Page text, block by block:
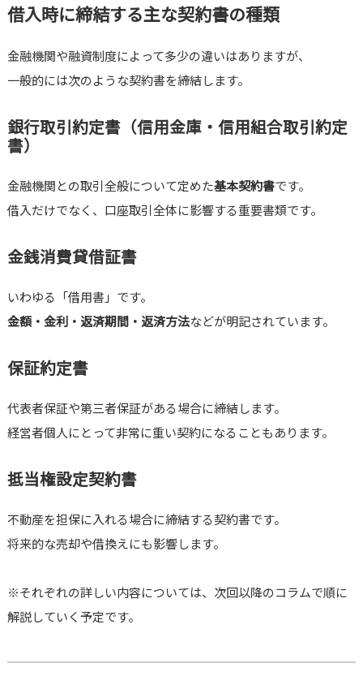
借入時に締結する主な契約書の種類
金融機関や融資制度によって多少の違いはありますが、
一般的には次のような契約書を締結します。
銀行取引約定書（信用金庫・信用組合取引約定
書）
金融機関との取引全般について定めた基本契約書です。
借入だけでなく、口座取引全体に影響する重要書類です。
金銭消費貸借証書
いわゆる「借用書」です。
金額・金利・返済期間・返済方法などが明記されています。
保証約定書
代表者保証や第三者保証がある場合に締結します。
経営者個人にとって非常に重い契約になることもあります。
抵当権設定契約書
不動産を担保に入れる場合に締結する契約書です。
将来的な売却や借換えにも影響します。
※それぞれの詳しい内容については、次回以降のコラムで順に
解説していく予定です。